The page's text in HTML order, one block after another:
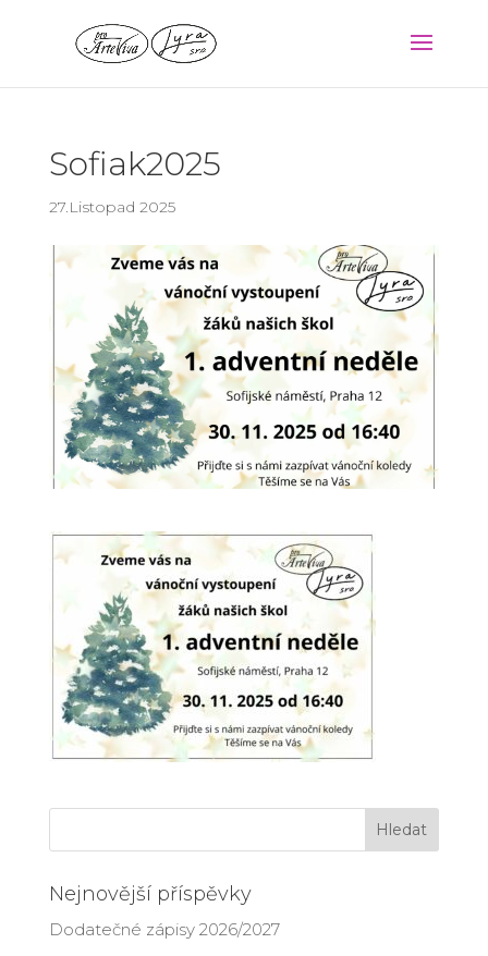
Sofiak2025
27.Listopad 2025
Nejnovější příspěvky
Dodatečné zápisy 2026/2027